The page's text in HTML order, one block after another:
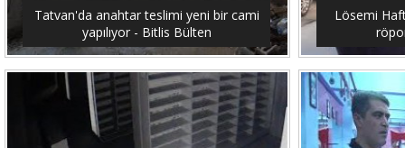
Tatvan'da anahtar teslimi yeni bir cami
yapılıyor - Bitlis Bülten
Lösemi